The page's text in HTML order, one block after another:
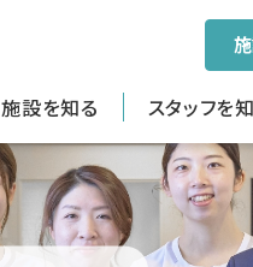
施設を知る スタッフを